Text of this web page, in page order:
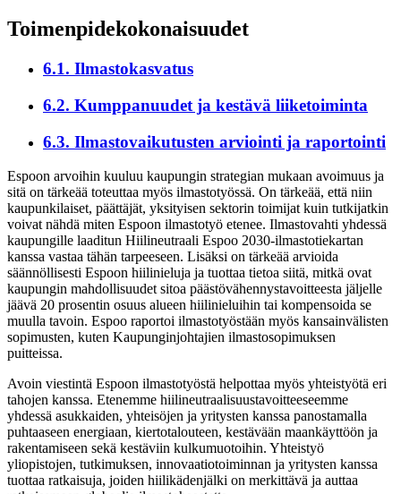
Toimenpidekokonaisuudet
6.1. Ilmastokasvatus
6.2. Kumppanuudet ja kestävä liiketoiminta
6.3. Ilmastovaikutusten arviointi ja raportointi
Espoon arvoihin kuuluu kaupungin strategian mukaan avoimuus ja
sitä on tärkeää toteuttaa myös ilmastotyössä. On tärkeää, että niin
kaupunkilaiset, päättäjät, yksityisen sektorin toimijat kuin tutkijatkin
voivat nähdä miten Espoon ilmastotyö etenee. Ilmastovahti yhdessä
kaupungille laaditun Hiilineutraali Espoo 2030-ilmastotiekartan
kanssa vastaa tähän tarpeeseen. Lisäksi on tärkeää arvioida
säännöllisesti Espoon hiilinieluja ja tuottaa tietoa siitä, mitkä ovat
kaupungin mahdollisuudet sitoa päästövähennystavoitteesta jäljelle
jäävä 20 prosentin osuus alueen hiilinieluihin tai kompensoida se
muulla tavoin. Espoo raportoi ilmastotyöstään myös kansainvälisten
sopimusten, kuten Kaupunginjohtajien ilmastosopimuksen
puitteissa.
Avoin viestintä Espoon ilmastotyöstä helpottaa myös yhteistyötä eri
tahojen kanssa. Etenemme hiilineutraalisuustavoitteeseemme
yhdessä asukkaiden, yhteisöjen ja yritysten kanssa panostamalla
puhtaaseen energiaan, kiertotalouteen, kestävään maankäyttöön ja
rakentamiseen sekä kestäviin kulkumuotoihin. Yhteistyö
yliopistojen, tutkimuksen, innovaatiotoiminnan ja yritysten kanssa
tuottaa ratkaisuja, joiden hiilikädenjälki on merkittävä ja auttaa